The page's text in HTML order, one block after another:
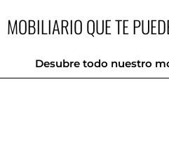
MOBILIARIO QUE TE
Desubre todo nuestro